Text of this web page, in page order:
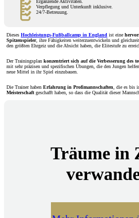
Ergänzende Aktivitäten.
Verpflegung und Unterkunft inklusive.
24/7-Betreuung.
Dieses Hochleistungs-Fußballcamp in England ist eine
Spitzenspieler, ihre Fähigkeiten weiterzuentwickeln und
den größten Ehrgeiz und die Absicht haben, die Elitestufe zu
Der Trainingsplan konzentriert sich auf die Verbesserung des
mit sehr präzisen und spezifischen Übungen, die den Jungen
neue Mittel in ihr Spiel einzubauen.
Die Trainer haben Erfahrung in Profimannschaften , die es bis
Meisterschaft geschafft haben, so dass die Qualität dieser
Träume in